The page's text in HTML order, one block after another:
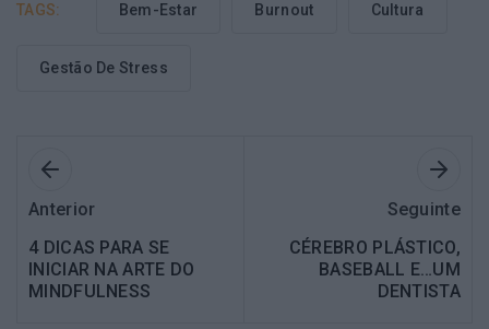
TAGS: Bem-Estar Burnout Cultura
Gestão De Stress
Anterior
4 DICAS PARA SE
INICIAR NA ARTE DO
MINDFULNESS
Seguinte
CÉREBRO PLÁSTICO,
BASEBALL E…UM
DENTISTA